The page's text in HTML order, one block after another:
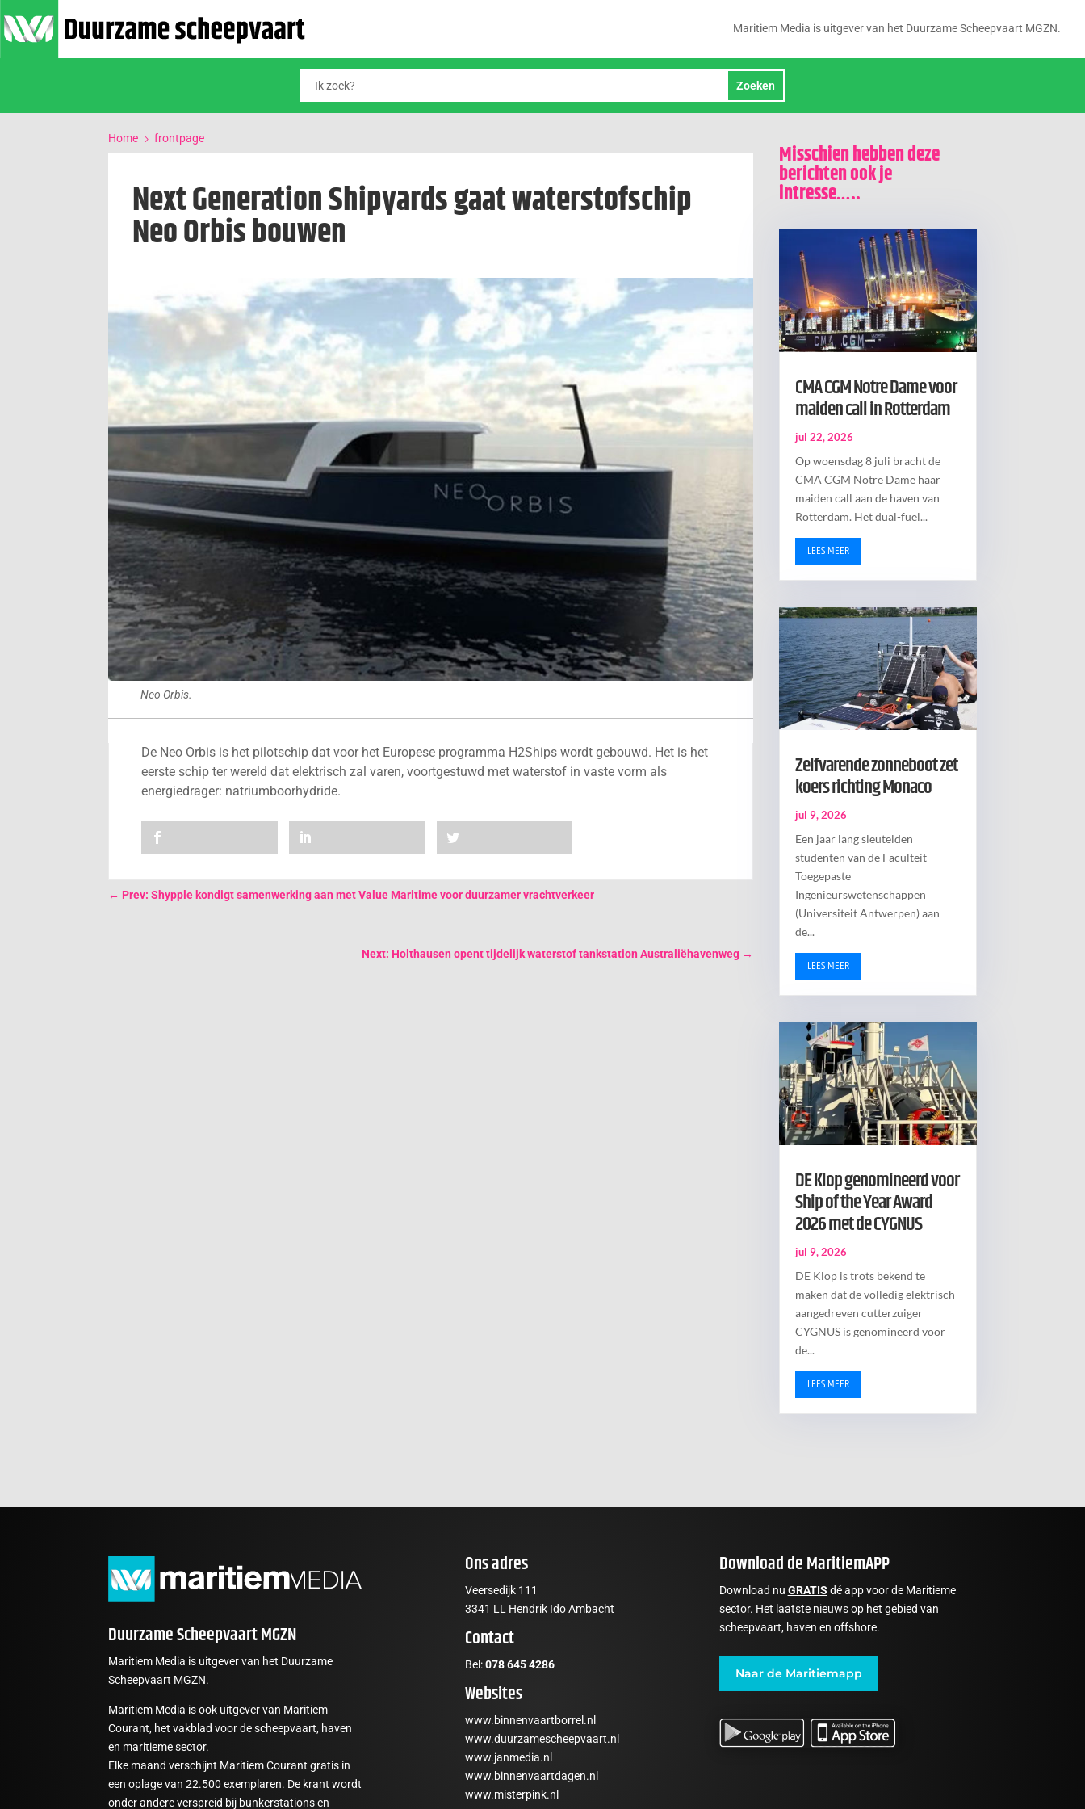
Maritiem Media is uitgever van het Duurzame Scheepvaart MGZN.
Home 5 frontpage
Next Generation Shipyards gaat waterstofschip
Neo Orbis bouwen
Neo Orbis.
De Neo Orbis is het pilotschip dat voor het Europese programma H2Ships wordt gebouwd. Het is het
eerste schip ter wereld dat elektrisch zal varen, voortgestuwd met waterstof in vaste vorm als
energiedrager: natriumboorhydride.
← Prev: Shypple kondigt samenwerking aan met Value Maritime voor duurzamer vrachtverkeer
Next: Holthausen opent tijdelijk waterstof tankstation Australiëhavenweg→
Misschien hebben deze
berichten ook je
intresse…..
CMA CGM Notre Dame voor
maiden call in Rotterdam
jul 22, 2026
Op woensdag 8 juli bracht de
CMA CGM Notre Dame haar
maiden call aan de haven van
Rotterdam. Het dual-fuel...
LEES MEER
Zelfvarende zonneboot zet
koers richting Monaco
jul 9, 2026
Een jaar lang sleutelden
studenten van de Faculteit
Toegepaste
Ingenieurswetenschappen
(Universiteit Antwerpen) aan
de...
LEES MEER
DE Klop genomineerd voor
Ship of the Year Award
2026 met de CYGNUS
jul 9, 2026
DE Klop is trots bekend te
maken dat de volledig elektrisch
aangedreven cutterzuiger
CYGNUS is genomineerd voor
de...
LEES MEER
Duurzame Scheepvaart MGZN
Maritiem Media is uitgever van het Duurzame
Scheepvaart MGZN.
Maritiem Media is ook uitgever van Maritiem
Courant, het vakblad voor de scheepvaart, haven
en maritieme sector.
Elke maand verschijnt Maritiem Courant gratis in
een oplage van 22.500 exemplaren. De krant wordt
onder andere verspreid bij bunkerstations en
Ons adres
Veersedijk 111
3341 LL Hendrik Ido Ambacht
Contact
Bel:078 645 4286
Websites
www.binnenvaartborrel.nl
www.duurzamescheepvaart.nl
www.janmedia.nl
www.binnenvaartdagen.nl
www.misterpink.nl
Download de MaritiemAPP
Download nu GRATIS dé app voor de Maritieme
sector. Het laatste nieuws op het gebied van
scheepvaart, haven en offshore.
Naar de Maritiemapp